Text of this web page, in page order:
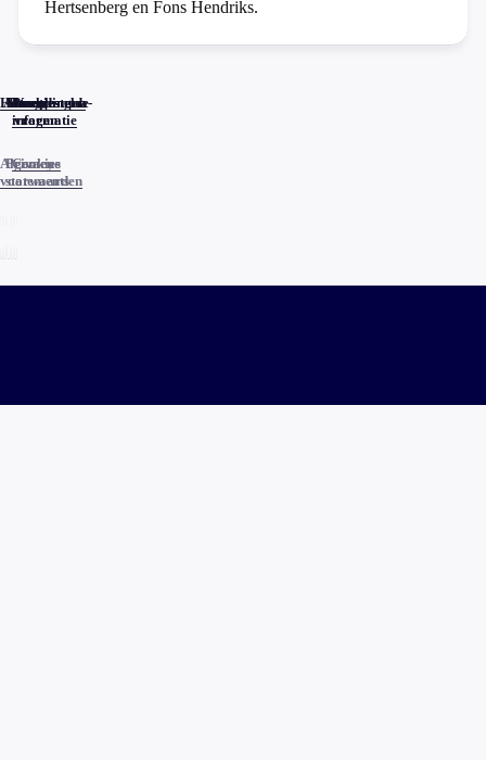
Hertsenberg en Fons Hendriks.
Home
Actueel
Uitzendingen
Reacties
Programma-
informatie
Veelgestelde
vragen
Algemene
voorwaarden
Privacy
statements
Cookies